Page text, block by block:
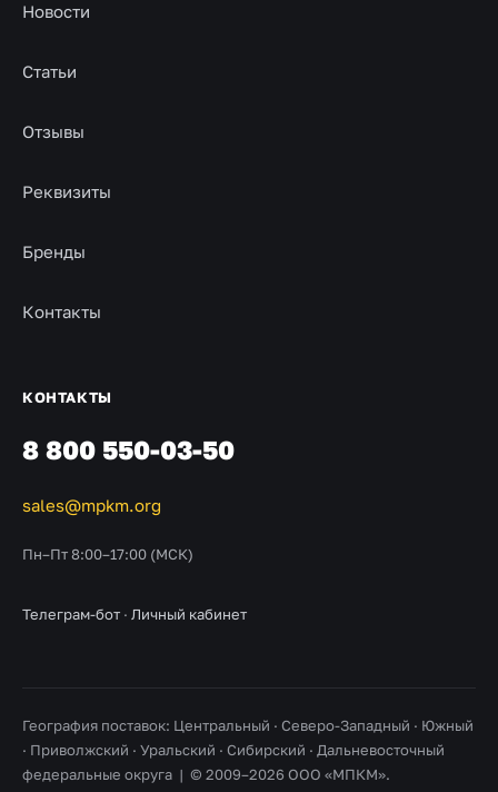
Новости
Статьи
Отзывы
Реквизиты
Бренды
Контакты
КОНТАКТЫ
8 800 550-03-50
sales@mpkm.org
Пн–Пт 8:00–17:00 (МСК)
Телеграм-бот · Личный кабинет
География поставок: Центральный · Северо-Западный · Южный
· Приволжский · Уральский · Сибирский · Дальневосточный
федеральные округа | © 2009–2026 ООО «МПКМ».